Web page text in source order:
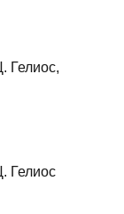
Гелиос,
Гелиос